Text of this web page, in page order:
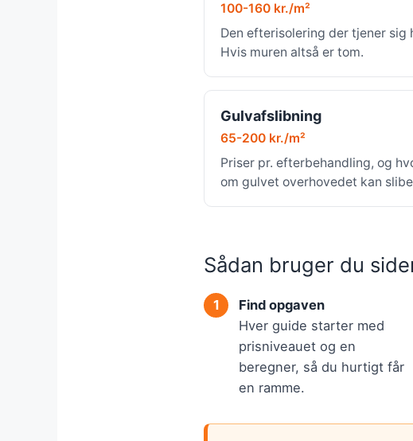
100-160 kr./m²
Den efterisolering der tjener sig
Hvis muren altså er tom.
Gulvafslibning
65-200 kr./m²
Priser pr. efterbehandling, og
om gulvet overhovedet kan
Sådan bruger du
Find opgaven
Hver guide starter med
prisniveauet og en
beregner, så du hurtigt får
en ramme.